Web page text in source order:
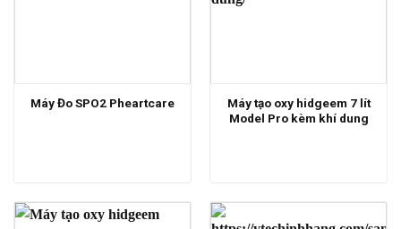
Máy Đo SPO2 Pheartcare
Máy tạo oxy hidgeem 7 lít
Model Pro kèm khí dung